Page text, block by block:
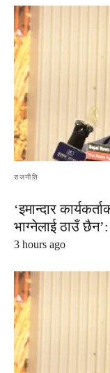
राजनीति
‘इमान्दार
भाग्नेलाई ठाउँ
3 hours ago